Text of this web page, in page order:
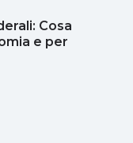
Cosa
e per